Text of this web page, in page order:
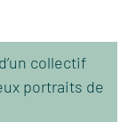
collectif
portraits de